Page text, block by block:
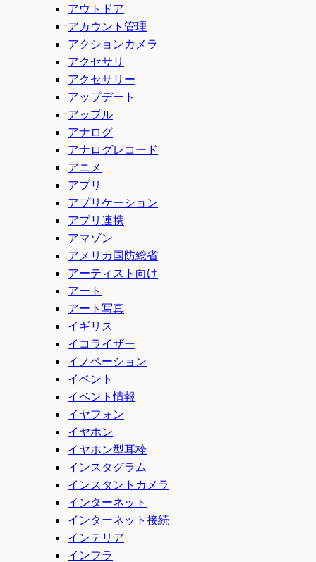
アウトドア
アカウント管理
アクションカメラ
アクセサリ
アクセサリー
アップデート
アップル
アナログ
アナログレコード
アニメ
アプリ
アプリケーション
アプリ連携
アマゾン
アメリカ国防総省
アーティスト向け
アート
アート写真
イギリス
イコライザー
イノベーション
イベント
イベント情報
イヤフォン
イヤホン
イヤホン型耳栓
インスタグラム
インスタントカメラ
インターネット
インターネット接続
インテリア
インフラ